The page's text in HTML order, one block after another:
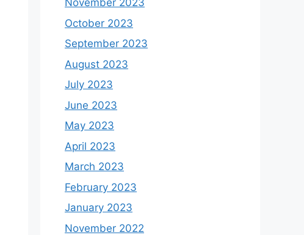
November 2023
October 2023
September 2023
August 2023
July 2023
June 2023
May 2023
April 2023
March 2023
February 2023
January 2023
November 2022